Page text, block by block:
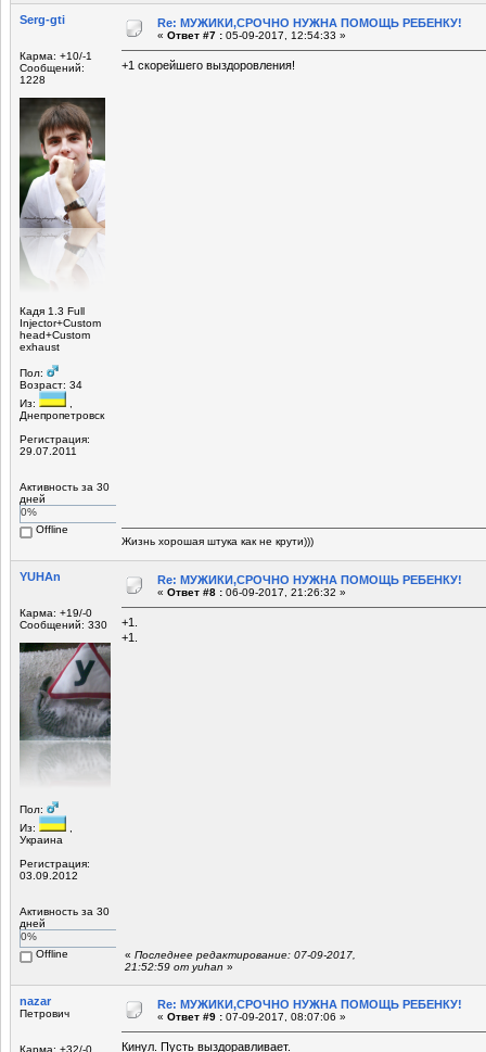
Serg-gti
Карма: +10/-1
Сообщений:
1228
Кадя 1.3 Full
Injector+Custom
head+Custom
exhaust
Пол:
Возраст: 34
Из:
Днепропетровск
Регистрация:
29.07.2011
Активность за 30
дней
0%
Offline
Re: МУЖИКИ,СРОЧНО НУЖНА ПОМОЩЬ РЕБЕНКУ!
« Ответ #7 : 05-09-2017, 12:54:33 »
+1 скорейшего выздоровления!
Жизнь хорошая штука как не крути)))
YUHAn
Карма: +19/-0
Сообщений: 330
Пол:
Из:
Украина
Регистрация:
03.09.2012
Активность за 30
дней
0%
Offline
Re: МУЖИКИ,СРОЧНО НУЖНА ПОМОЩЬ РЕБЕНКУ!
« Ответ #8 : 06-09-2017, 21:26:32 »
+1.
+1.
« Последнее редактирование: 07-09-2017,
21:52:59 от yuhan »
nazar
Петрович
Карма: +32/-0
Re: МУЖИКИ,СРОЧНО НУЖНА ПОМОЩЬ РЕБЕНКУ!
« Ответ #9 : 07-09-2017, 08:07:06 »
Кинул. Пусть выздоравливает.